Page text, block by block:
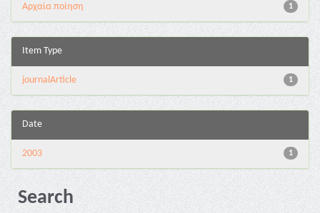
1
Αρχαία ποίηση
Item Type
1
journalArticle
Date
1
2003
Search